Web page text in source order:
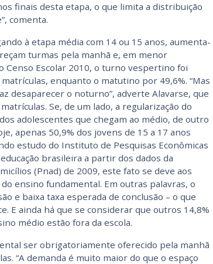
finais desta etapa, o que limita a distribuição
comenta.
à etapa média com 14 ou 15 anos, aumenta-
turmas pela manhã e, em menor
Censo Escolar 2010, o turno vespertino foi
enquanto o matutino por 49,6%. “Mas
desaparecer o noturno”, adverte Alavarse, que
Se, de um lado, a regularização do
adolescentes que chegam ao médio, de outro
apenas 50,9% dos jovens de 15 a 17 anos
estudo do Instituto de Pesquisas Econômicas
brasileira a partir dos dados da
(Pnad) de 2009, este fato se deve aos
ensino fundamental. Em outras palavras, o
e baixa taxa esperada de conclusão – o que
E ainda há que se considerar que outros 14,8%
médio estão fora da escola.
ser obrigatoriamente oferecido pela manhã
“A demanda é muito maior do que o espaço